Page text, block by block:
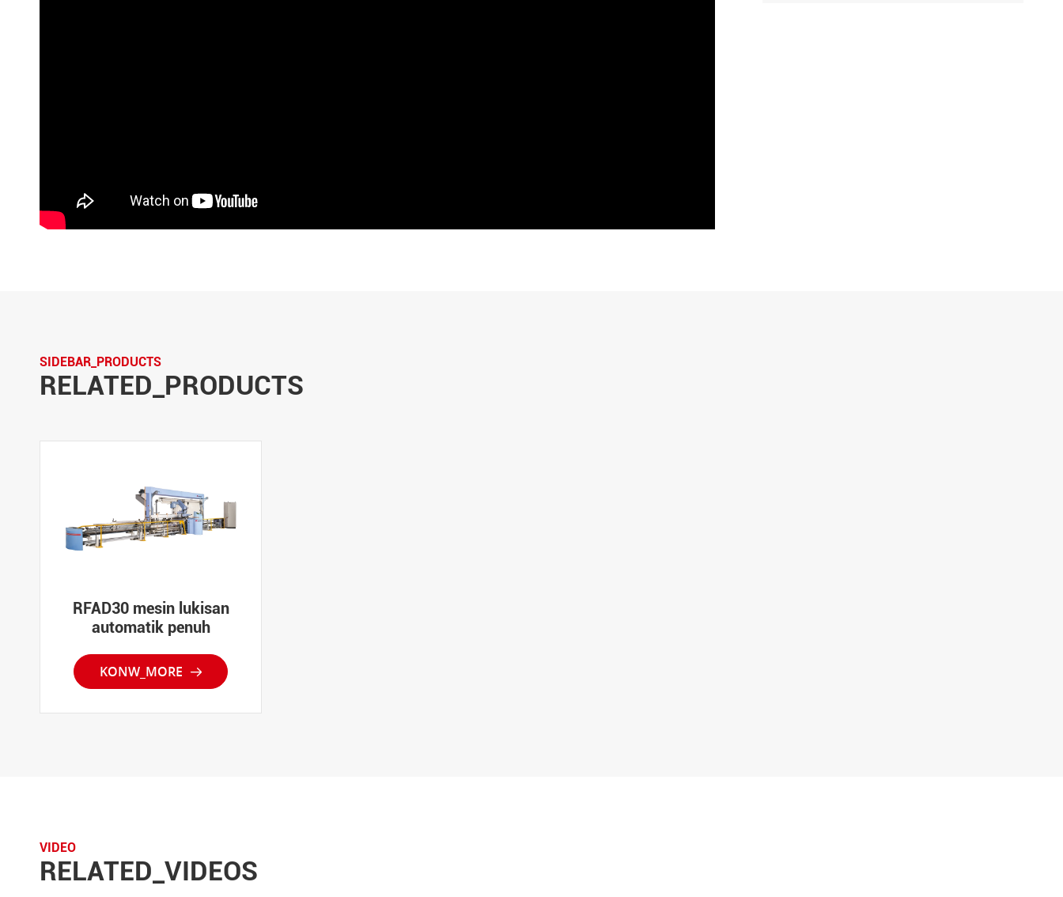
SIDEBAR_PRODUCTS
RELATED_PRODUCTS
RFAD30 mesin lukisan
automatik penuh
KONW_MORE 
VIDEO
RELATED_VIDEOS